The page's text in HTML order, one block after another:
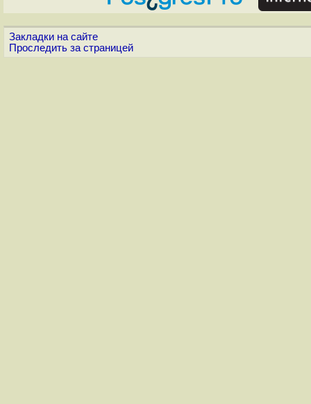
Закладки на сайте
Проследить за страницей